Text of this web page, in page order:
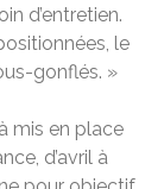
d’entretien.
le
gonflés. »
mis en place
d’avril à